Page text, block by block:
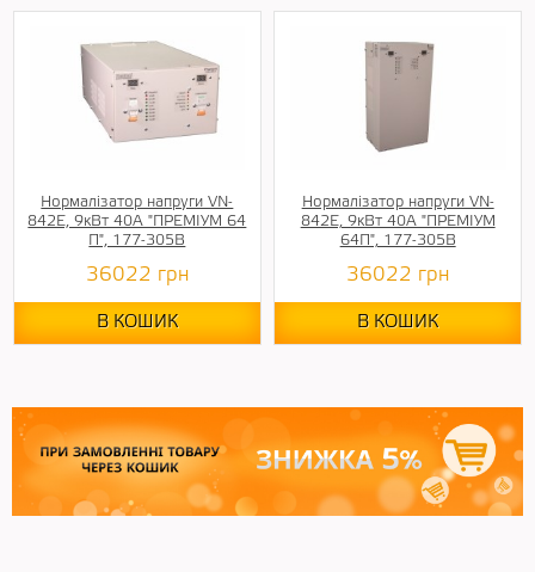
Нормалізатор напруги VN-
842E, 9кВт 40А "ПРЕМІУМ 64
П", 177-305В
36022 грн
В КОШИК
Нормалізатор напруги VN-
842E, 9кВт 40А "ПРЕМІУМ
64П", 177-305В
36022 грн
В КОШИК